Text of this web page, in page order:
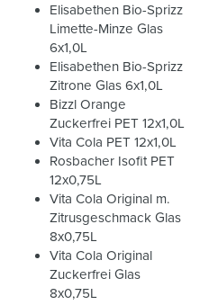
Elisabethen Bio-Sprizz
Limette-Minze Glas
6x1,0L
Elisabethen Bio-Sprizz
Zitrone Glas 6x1,0L
Bizzl Orange
Zuckerfrei PET 12x1,0L
Vita Cola PET 12x1,0L
Rosbacher Isofit PET
12x0,75L
Vita Cola Original m.
Zitrusgeschmack Glas
8x0,75L
Vita Cola Original
Zuckerfrei Glas
8x0,75L